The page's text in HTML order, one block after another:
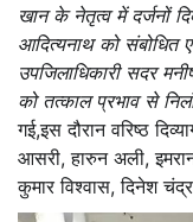
खान के नेतृत्व में दर्जनों
आदित्यनाथ को संबोधित
उपजिलाधिकारी सदर
को तत्काल प्रभाव से
गई,इस दौरान वरिष्ठ
आसरी, हारुन अली,
कुमार विश्वास, दिनेश